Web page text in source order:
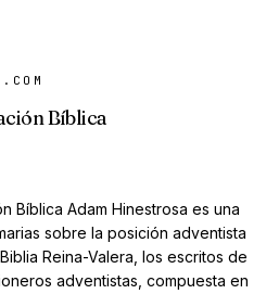
Bíblica
Bíblica Adam Hinestrosa es una
sobre la posición adventista
Reina-Valera, los escritos de
adventistas, compuesta en